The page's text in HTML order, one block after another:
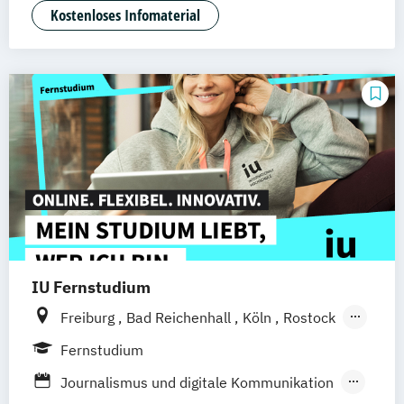
Medien- und Kommunikationsmanagement
Kostenloses Infomaterial
IU Fernstudium
Freiburg Bad Reichenhall Köln
Rostock
Kiel
Frankfurt am Main
Deggendorf
Karlsruhe Kassel
Fernstudium
Journalismus und digitale Kommunikation